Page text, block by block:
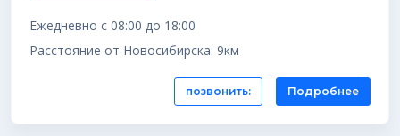
Ежедневно с 08:00 до 18:00
Расстояние от Новосибирска: 9км
позвонить: Подробнее